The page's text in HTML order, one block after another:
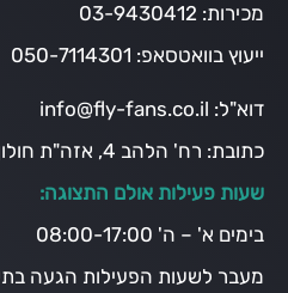
מכירות: 03-9430412
ייעוץ בוואטסאפ: 050-7114301
דוא"ל: info@fly-fans.co.il
כתובת: רח' הלהב 4, אזה"ת חולון
שעות פעילות אולם התצוגה:
בימים א' – ה' 08:00-17:00
מעבר לשעות הפעילות הגעה